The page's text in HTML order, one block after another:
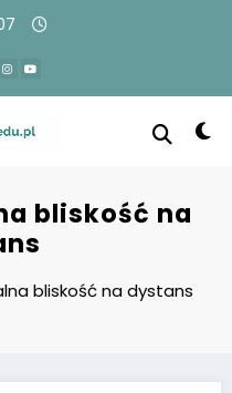
bliskość na
bliskość na dystans